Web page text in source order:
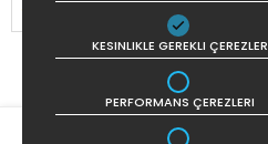
KORUNMAKTADIR.
KESINLIKLE GEREKLI ÇEREZLER
PERFORMANS ÇEREZLERI